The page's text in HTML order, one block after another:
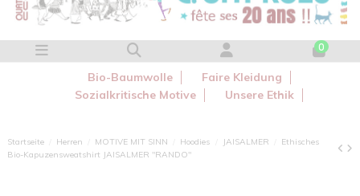
0
Bio-Baumwolle
Faire Kleidung
Sozialkritische Motive
Unsere Ethik
Startseite Herren MOTIVE MIT SINN Hoodies JAISALMER
Ethisches
Bio-Kapuzensweatshirt JAISALMER "RANDO"